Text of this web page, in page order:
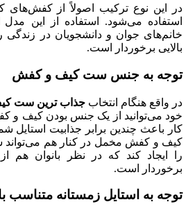
در این نوع ترکیب اصولاً از کفش‌های
استفاده می‌شود. استفاده از این مدل
خانم‌های جوان و دانشجویان در زندگی
بالایی برخوردار است.
توجه به جنس ست کیف و کفش
در واقع هنگام انتخاب جذاب ترین ست
خود می‌توانید از یک جنس بودن کیف و
کار باعث چندین برابر جذابیت استایل
کیف و کفش مخمل در کنار هم
را ایجاد کند که در نظر بانوان هم
برخوردار است.
توجه به استایل زمستانه متناسب